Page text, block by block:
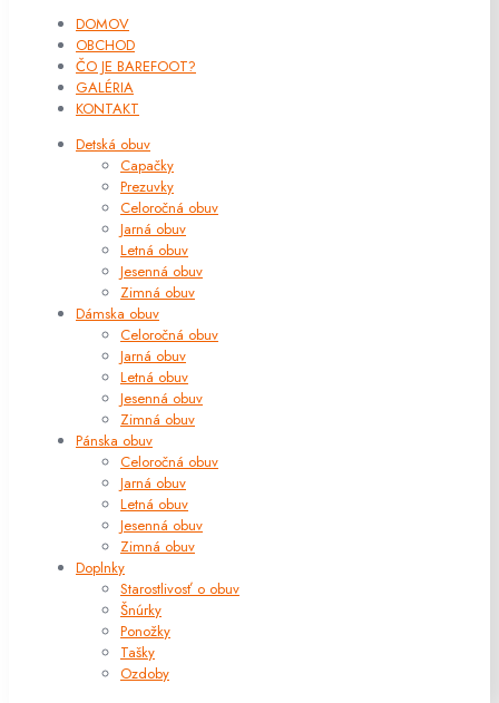
DOMOV
OBCHOD
ČO JE BAREFOOT?
GALÉRIA
KONTAKT
Detská obuv
Capačky
Prezuvky
Celoročná obuv
Jarná obuv
Letná obuv
Jesenná obuv
Zimná obuv
Dámska obuv
Celoročná obuv
Jarná obuv
Letná obuv
Jesenná obuv
Zimná obuv
Pánska obuv
Celoročná obuv
Jarná obuv
Letná obuv
Jesenná obuv
Zimná obuv
Doplnky
Starostlivosť o obuv
Šnúrky
Ponožky
Tašky
Ozdoby